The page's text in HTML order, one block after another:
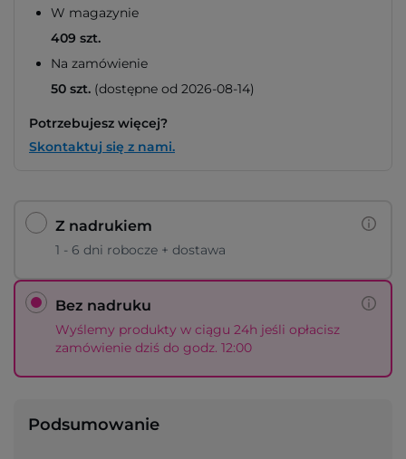
W magazynie
409 szt.
Na zamówienie
50 szt. (dostępne od 2026-08-14)
Potrzebujesz więcej?
Skontaktuj się z nami.
Z nadrukiem
1 - 6 dni robocze + dostawa
Bez nadruku
Wyślemy produkty w ciągu 24h jeśli opłacisz
zamówienie dziś do godz. 12:00
Podsumowanie